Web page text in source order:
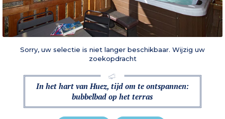
Sorry, uw selectie is niet langer beschikbaar. Wijzig uw
zoekopdracht
In het hart van Huez, tijd om te ontspannen:
bubbelbad op het terras